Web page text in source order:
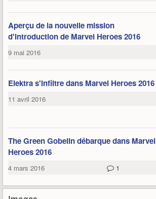
Aperçu de la nouvelle mission
d'introduction de Marvel Heroes 2016
9 mai 2016
Elektra s'infiltre dans Marvel Heroes 2016
11 avril 2016
The Green Gobelin débarque dans Marvel
Heroes 2016
4 mars 2016 1